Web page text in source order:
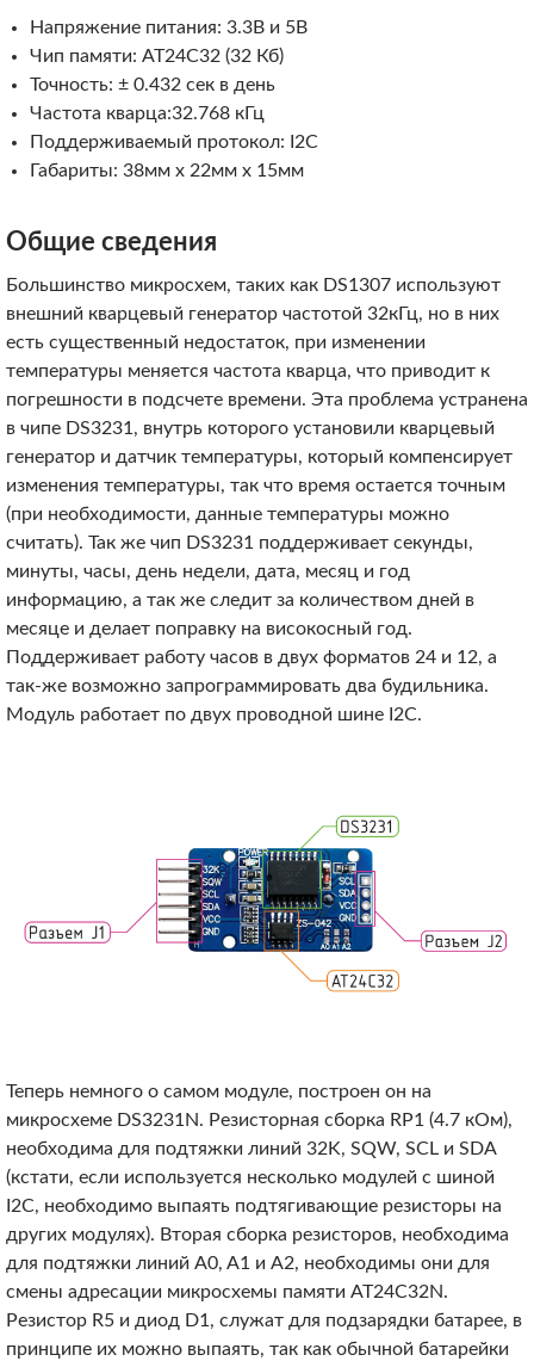
Напряжение питания: 3.3В и 5В
Чип памяти: AT24C32 (32 Кб)
Точность: ± 0.432 сек в день
Частота кварца:32.768 кГц
Поддерживаемый протокол: I2C
Габариты: 38мм x 22мм x 15мм
Общие сведения
Большинство микросхем, таких как DS1307 используют
внешний кварцевый генератор частотой 32кГц, но в них
есть существенный недостаток, при изменении
температуры меняется частота кварца, что приводит к
погрешности в подсчете времени. Эта проблема устранена
в чипе DS3231, внутрь которого установили кварцевый
генератор и датчик температуры, который компенсирует
изменения температуры, так что время остается точным
(при необходимости, данные температуры можно
считать). Так же чип DS3231 поддерживает секунды,
минуты, часы, день недели, дата, месяц и год
информацию, а так же следит за количеством дней в
месяце и делает поправку на високосный год.
Поддерживает работу часов в двух форматов 24 и 12, а
так-же возможно запрограммировать два будильника.
Модуль работает по двух проводной шине I2C.
Теперь немного о самом модуле, построен он на
микросхеме DS3231N. Резисторная сборка RP1 (4.7 кОм),
необходима для подтяжки линий 32K, SQW, SCL и SDA
(кстати, если используется несколько модулей с шиной
I2C, необходимо выпаять подтягивающие резисторы на
других модулях). Вторая сборка резисторов, необходима
для подтяжки линий A0, A1 и A2, необходимы они для
смены адресации микросхемы памяти AT24C32N.
Резистор R5 и диод D1, служат для подзарядки батарее, в
принципе их можно выпаять, так как обычной батарейки